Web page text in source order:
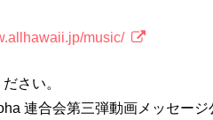
music/
さい。
連合会第三弾動画メッセー